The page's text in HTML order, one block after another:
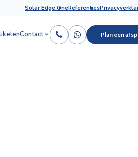
Solar Edge OneReferenties
Contact Plan een